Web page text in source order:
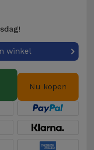
winkel
Nu kopen